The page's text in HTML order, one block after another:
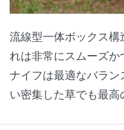
流線型一体ボックス
れは非常にスムーズか
ナイフは最適なバラ
い密集した草でも最高